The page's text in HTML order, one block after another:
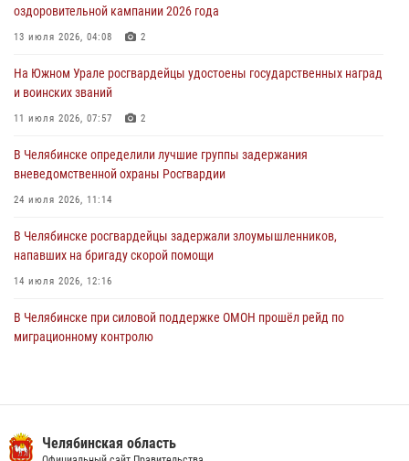
направлении
31 июля 2026, 11:32
В Уральском округе Росгвардии состоялось заседание
оперативного штаба
30 июля 2026, 10:53
оздоровительной кампании 2026 года
13 июля 2026, 04:08 2
На Южном Урале росгвардейцы удостоены государственных наград
и воинских званий
11 июля 2026, 07:57 2
В Челябинске определили лучшие группы задержания
вневедомственной охраны Росгвардии
24 июля 2026, 11:14
В Челябинске росгвардейцы задержали злоумышленников,
напавших на бригаду скорой помощи
14 июля 2026, 12:16
В Челябинске при силовой поддержке ОМОН прошёл рейд по
миграционному контролю
13 июля 2026, 03:02 5
Челябинская область